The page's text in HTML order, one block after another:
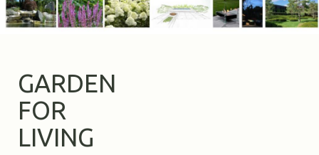
GARDEN
FOR
LIVING